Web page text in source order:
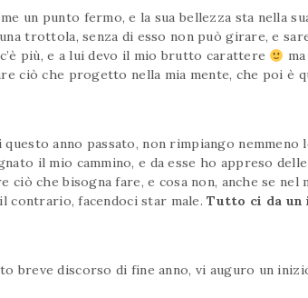
un punto fermo, e la sua bellezza sta nella
trottola, senza di esso non può girare, e
più, e a lui devo il mio brutto carattere
ciò che progetto nella mia mente, che poi è
anno passato, non rimpiango nemmeno
il mio cammino, e da esse ho appreso
ciò che bisogna fare, e cosa non, anche se nel
contrario, facendoci star male.Tutto ci da un
breve discorso di fine anno, vi auguro un